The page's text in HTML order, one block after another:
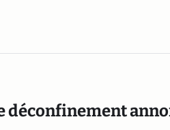
déconfinement